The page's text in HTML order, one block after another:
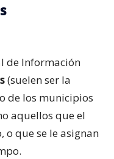
de Información
(suelen ser la
de los municipios
aquellos que el
o que se le asignan